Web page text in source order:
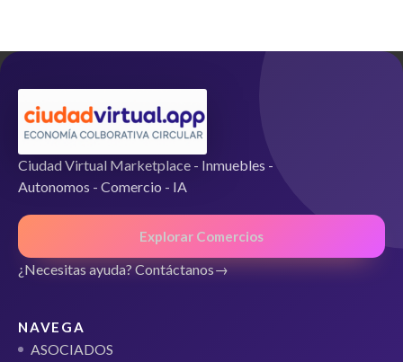
5
Ciudad Virtual Marketplace - Inmuebles -
Autonomos - Comercio - IA
Explorar Comercios
¿Necesitas ayuda? Contáctanos
NAVEGA
ASOCIADOS